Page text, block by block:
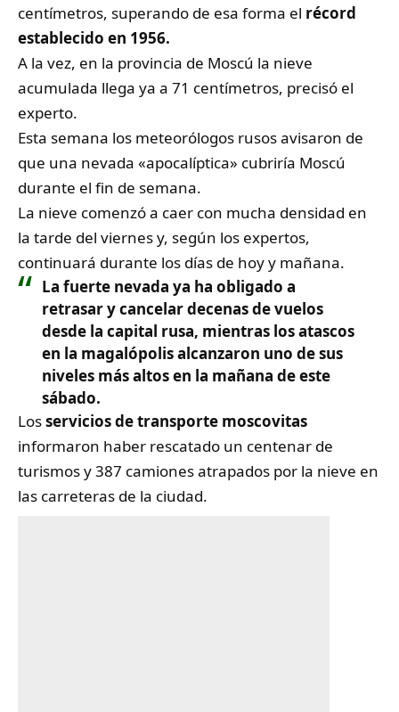
centímetros, superando de esa forma el récord
establecido en 1956.
A la vez, en la provincia de Moscú la nieve
acumulada llega ya a 71 centímetros, precisó el
experto.
Esta semana los meteorólogos rusos avisaron de
que una nevada «apocalíptica» cubriría Moscú
durante el fin de semana.
La nieve comenzó a caer con mucha densidad en
la tarde del viernes y, según los expertos,
continuará durante los días de hoy y mañana.
La fuerte nevada ya ha obligado a
retrasar y cancelar decenas de vuelos
desde la capital rusa, mientras los atascos
en la magalópolis alcanzaron uno de sus
niveles más altos en la mañana de este
sábado.
Losservicios de transporte moscovitas
informaron haber rescatado un centenar de
turismos y 387 camiones atrapados por la nieve en
las carreteras de la ciudad.